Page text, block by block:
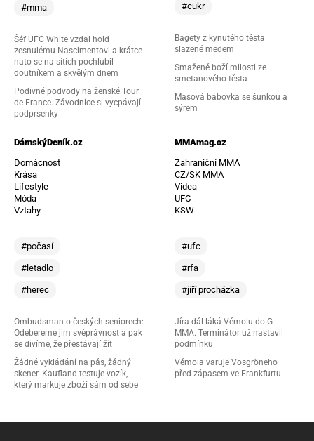
#mma
Šéf UFC White vzdal hold
zesnulému Nascimentovi a krátce
nato se na sítích pochlubil
doutníkem a skvělým dnem
Podivné podvody na ženské Tour
de France. Závodnice si vycpávají
podprsenky
#cukr
Bagety z kynutého těsta
slazené medem
Smažené boží milosti ze
smetanového těsta
Masová bábovka se šunkou a
sýrem
DámskýDeník.cz
Domácnost
Krása
Lifestyle
Móda
Vztahy
#počasí
#letadlo
#herec
Ombudsman o českých seniorech:
Odebereme jim svéprávnost a pak
se divíme, že přestávají žít
Žádné vykládání na pás, žádný
skener. Kaufland testuje vozík,
který markuje zboží sám od sebe
MMAmag.cz
Zahraniční MMA
CZ/SK MMA
Videa
UFC
KSW
#ufc
#rfa
#jiří procházka
Jíra dál láká Vémolu do G
MMA. Terminátor už nastavil
podmínku
Vémola varuje Vosgröneho
před zápasem ve Frankfurtu